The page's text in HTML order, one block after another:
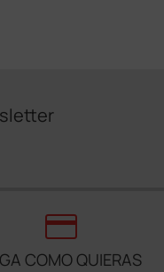
credit_card
COMO QUIERAS